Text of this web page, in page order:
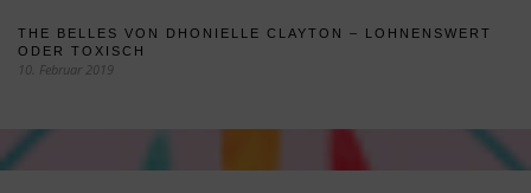
THE BELLES VON DHONIELLE CLAYTON – LOHNENSWERT
ODER TOXISCH
10. Februar 2019